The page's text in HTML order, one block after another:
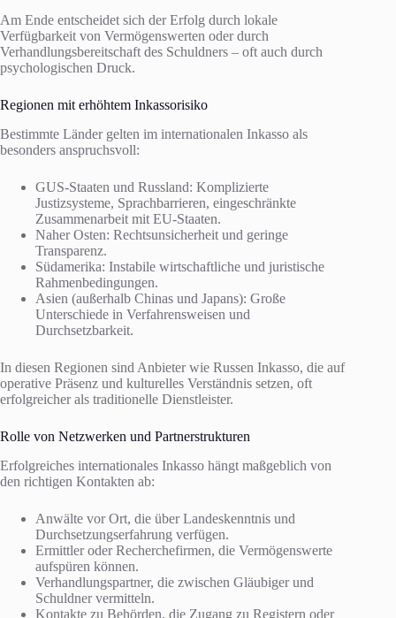
Am Ende entscheidet sich der Erfolg durch lokale
Verfügbarkeit von Vermögenswerten oder durch
Verhandlungsbereitschaft des Schuldners – oft auch durch
psychologischen Druck.
Regionen mit erhöhtem Inkassorisiko
Bestimmte Länder gelten im internationalen Inkasso als
besonders anspruchsvoll:
GUS-Staaten und Russland: Komplizierte
Justizsysteme, Sprachbarrieren, eingeschränkte
Zusammenarbeit mit EU-Staaten.
Naher Osten: Rechtsunsicherheit und geringe
Transparenz.
Südamerika: Instabile wirtschaftliche und juristische
Rahmenbedingungen.
Asien (außerhalb Chinas und Japans): Große
Unterschiede in Verfahrensweisen und
Durchsetzbarkeit.
In diesen Regionen sind Anbieter wie Russen Inkasso, die auf
operative Präsenz und kulturelles Verständnis setzen, oft
erfolgreicher als traditionelle Dienstleister.
Rolle von Netzwerken und Partnerstrukturen
Erfolgreiches internationales Inkasso hängt maßgeblich von
den richtigen Kontakten ab:
Anwälte vor Ort, die über Landeskenntnis und
Durchsetzungserfahrung verfügen.
Ermittler oder Recherchefirmen, die Vermögenswerte
aufspüren können.
Verhandlungspartner, die zwischen Gläubiger und
Schuldner vermitteln.
Kontakte zu Behörden, die Zugang zu Registern oder